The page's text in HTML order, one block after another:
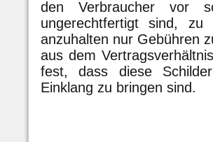
den Verbraucher vor
ungerechtfertigt sind,
anzuhalten nur Gebühren
aus dem
fest, dass diese
Einklang zu bringen sind.